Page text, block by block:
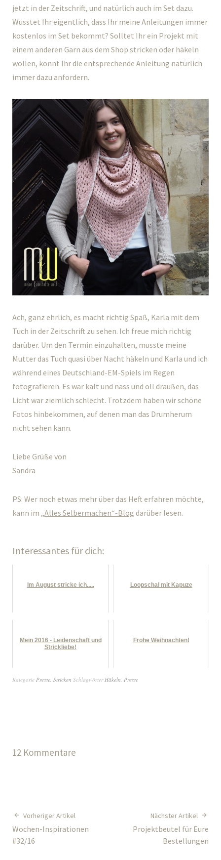
jetzt in der Zeitschrift, und natürlich auch im Set dazu.
Wusstet Ihr eigentlich, dass Ihr meine Anleitungen immer
kostenlos im Set bekommt? Solltet Ihr ein Projekt mit
einem anderen Garn aus dem Shop stricken oder häkeln
wollen, könnt Ihr die entsprechende Anleitung natürlich
immer dazu anfordern.
Ach, ganz ehrlich, es macht richtig Spaß, Karla mit dem
Tuch in der Zeitschrift zu sehen. Ich freue mich richtig
darüber. Um den Termin einzuhalten, musste meine
Mutter das Tuch quasi über Nacht häkeln und Karla und ich
während eines Deutschland-EM-Spiels im Regen
fotografieren. Es war kalt und nass und oll draußen, das
Licht war ziemlich schlecht. Trotzdem haben wir schöne
Fotos hinbekommen, auf denen man das Drumherum
nicht sehen kann.
Liebe Grüße von
Sandra
PS: Wer noch etwas mehr über das Heft erfahren möchte,
kann im „Alles Selbermachen“-Blog darüber lesen.
Interessantes für dich:
Im August stricke ich..... Loopschal mit Kapuze
Mein 2016 - Leidenschaft und
Strickliebe!
Frohe Weihnachten!
Kategorie Presse, Stricken SchlagwörterHäkeln, Presse
12 Kommentare
Vorheriger Artikel
Wochen-Inspirationen
#32/16
Nächster Artikel
Projektbeutel für Eure
Bestellungen